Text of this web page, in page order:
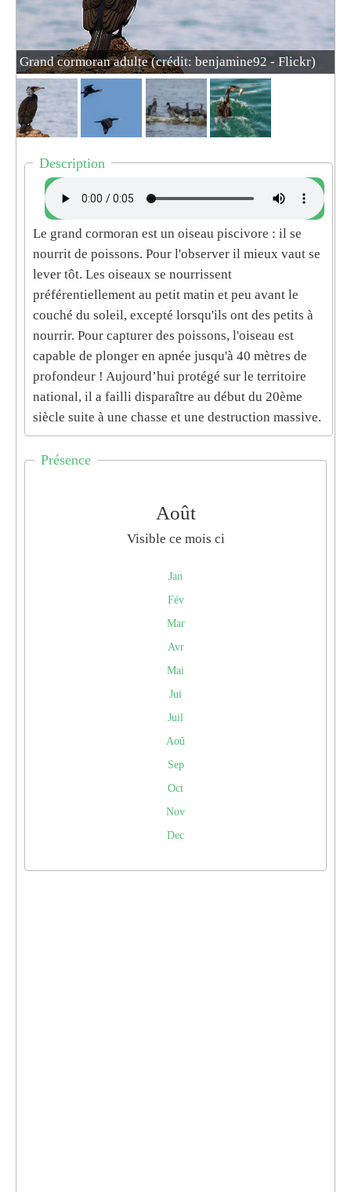
Grand cormoran adulte (crédit: benjamine92 - Flickr)
Description
Le grand cormoran est un oiseau piscivore : il se
nourrit de poissons. Pour l'observer il mieux vaut se
lever tôt. Les oiseaux se nourrissent
préférentiellement au petit matin et peu avant le
couché du soleil, excepté lorsqu'ils ont des petits à
nourrir. Pour capturer des poissons, l'oiseau est
capable de plonger en apnée jusqu'à 40 mètres de
profondeur ! Aujourd’hui protégé sur le territoire
national, il a failli disparaître au début du 20ème
siècle suite à une chasse et une destruction massive.
Présence
Août
Visible ce mois ci
Jan
Fév
Mar
Avr
Mai
Jui
Juil
Aoû
Sep
Oct
Nov
Dec